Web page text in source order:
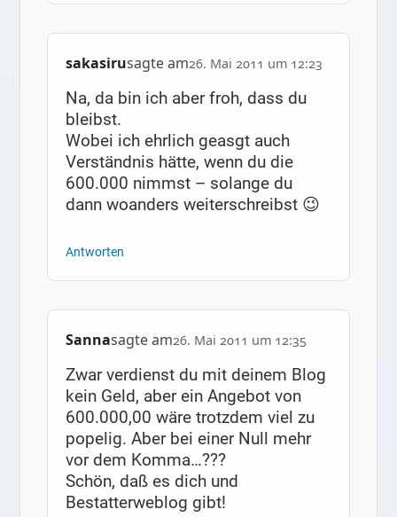
sakasirusagte am26. Mai 2011 um 12:23
Na, da bin ich aber froh, dass du
bleibst.
Wobei ich ehrlich geasgt auch
Verständnis hätte, wenn du die
600.000 nimmst – solange du
dann woanders weiterschreibst 😉
Antworten
Sannasagte am26. Mai 2011 um 12:35
Zwar verdienst du mit deinem Blog
kein Geld, aber ein Angebot von
600.000,00 wäre trotzdem viel zu
popelig. Aber bei einer Null mehr
vor dem Komma…???
Schön, daß es dich und
Bestatterweblog gibt!